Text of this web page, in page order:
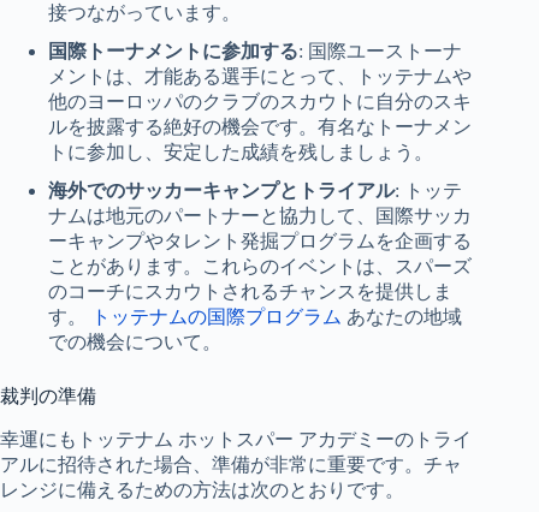
接つながっています。
国際トーナメントに参加する: 国際ユーストーナ
メントは、才能ある選手にとって、トッテナムや
他のヨーロッパのクラブのスカウトに自分のスキ
ルを披露する絶好の機会です。有名なトーナメン
トに参加し、安定した成績を残しましょう。
海外でのサッカーキャンプとトライアル: トッテ
ナムは地元のパートナーと協力して、国際サッカ
ーキャンプやタレント発掘プログラムを企画する
ことがあります。これらのイベントは、スパーズ
のコーチにスカウトされるチャンスを提供しま
す。
トッテナムの国際プログラム あなたの地域
での機会について。
裁判の準備
幸運にもトッテナム ホットスパー アカデミーのトライ
アルに招待された場合、準備が非常に重要です。チャ
レンジに備えるための方法は次のとおりです。